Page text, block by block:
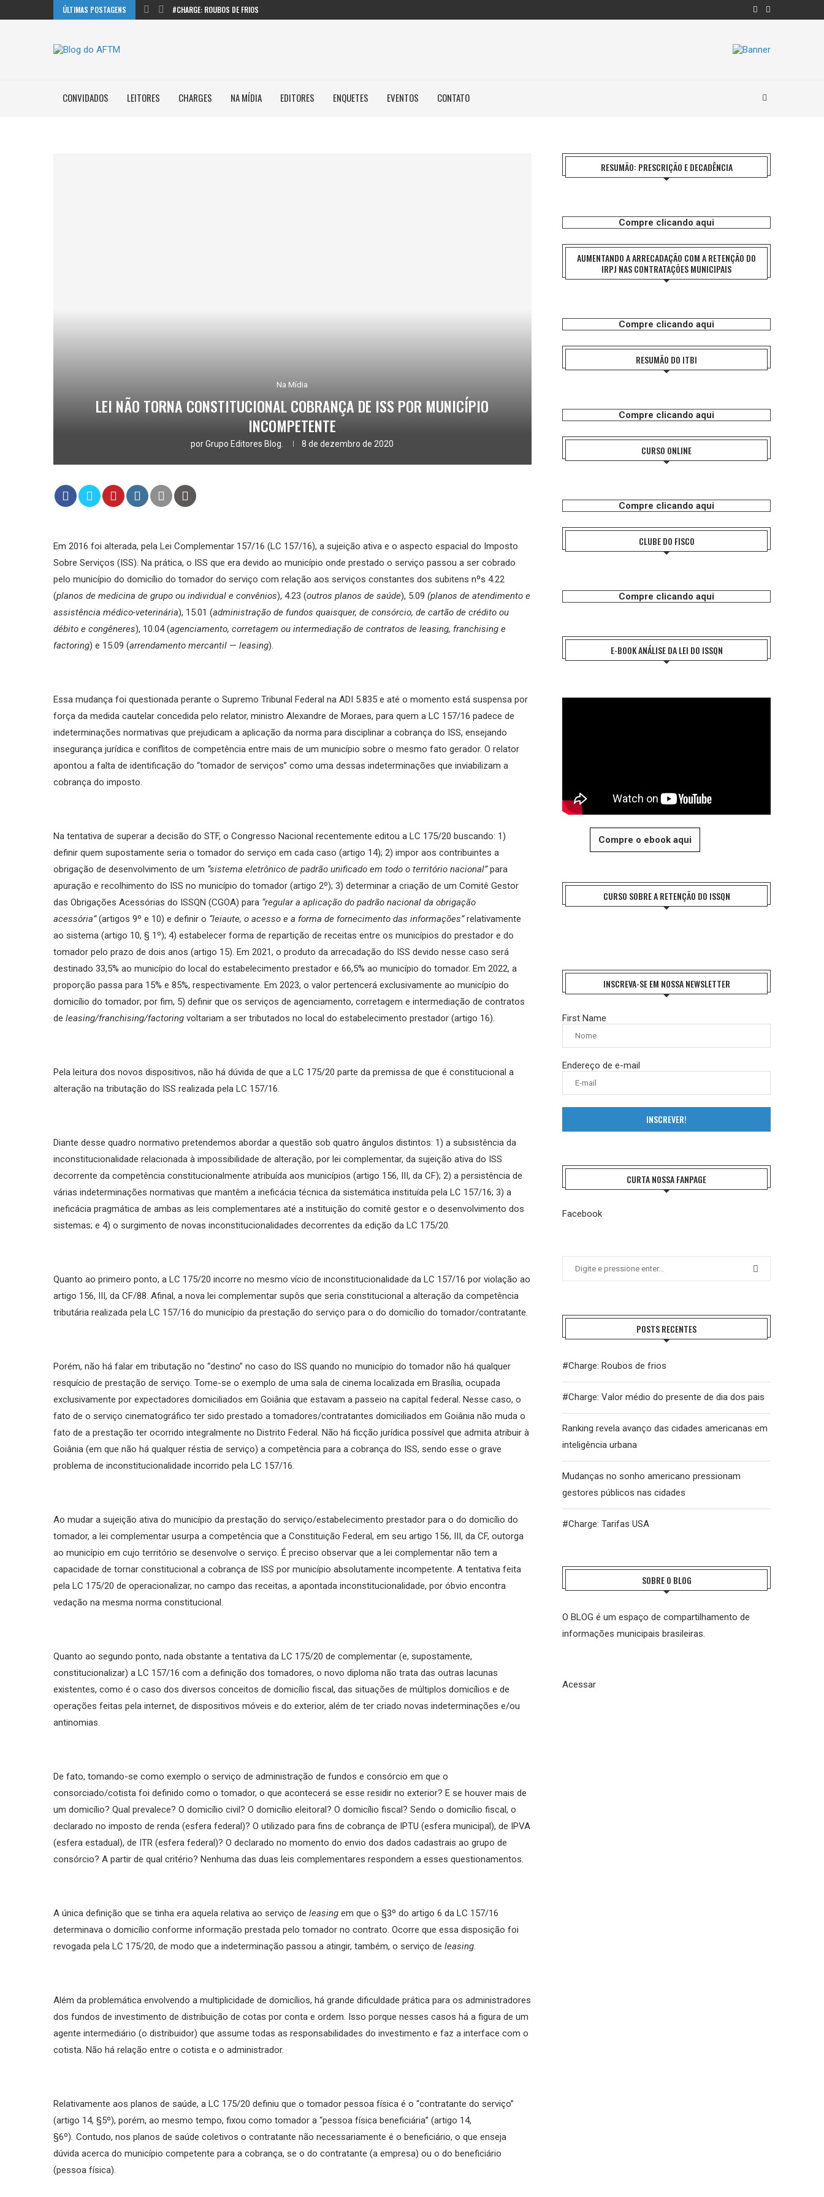
ÚLTIMAS POSTAGENS #CHARGE: ROUBOS DE FRIOS
CONVIDADOS LEITORES CHARGES NA MÍDIA EDITORES ENQUETES EVENTOS CONTATO
Na Mídia
LEI NÃO TORNA CONSTITUCIONAL COBRANÇA DE ISS POR MUNICÍPIO
INCOMPETENTE
porGrupo Editores Blog. 8 de dezembro de 2020
Em 2016 foi alterada, pela Lei Complementar 157/16 (LC 157/16), a sujeição ativa e o aspecto espacial do Imposto
Sobre Serviços (ISS). Na prática, o ISS que era devido ao município onde prestado o serviço passou a ser cobrado
pelo município do domicílio do tomador do serviço com relação aos serviços constantes dos subitens nºs 4.22
(planos de medicina de grupo ou individual e convênios), 4.23 (outros planos de saúde), 5.09 (planos de atendimento e
assistência médico-veterinária), 15.01 (administração de fundos quaisquer, de consórcio, de cartão de crédito ou
débito e congêneres), 10.04 (agenciamento, corretagem ou intermediação de contratos de leasing, franchising e
factoring) e 15.09 (arrendamento mercantil — leasing).
Essa mudança foi questionada perante o Supremo Tribunal Federal na ADI 5.835 e até o momento está suspensa por
força da medida cautelar concedida pelo relator, ministro Alexandre de Moraes, para quem a LC 157/16 padece de
indeterminações normativas que prejudicam a aplicação da norma para disciplinar a cobrança do ISS, ensejando
insegurança jurídica e conflitos de competência entre mais de um município sobre o mesmo fato gerador. O relator
apontou a falta de identificação do “tomador de serviços” como uma dessas indeterminações que inviabilizam a
cobrança do imposto.
Na tentativa de superar a decisão do STF, o Congresso Nacional recentemente editou a LC 175/20 buscando: 1)
definir quem supostamente seria o tomador do serviço em cada caso (artigo 14); 2) impor aos contribuintes a
obrigação de desenvolvimento de um “sistema eletrônico de padrão unificado em todo o território nacional”para
apuração e recolhimento do ISS no município do tomador (artigo 2º); 3) determinar a criação de um Comitê Gestor
das Obrigações Acessórias do ISSQN (CGOA) para “regular a aplicação do padrão nacional da obrigação
acessória”(artigos 9º e 10) e definir o “leiaute, o acesso e a forma de fornecimento das informações”relativamente
ao sistema (artigo 10, § 1º); 4) estabelecer forma de repartição de receitas entre os municípios do prestador e do
tomador pelo prazo de dois anos (artigo 15). Em 2021, o produto da arrecadação do ISS devido nesse caso será
destinado 33,5% ao município do local do estabelecimento prestador e 66,5% ao município do tomador. Em 2022, a
proporção passa para 15% e 85%, respectivamente. Em 2023, o valor pertencerá exclusivamente ao município do
domicílio do tomador; por fim, 5) definir que os serviços de agenciamento, corretagem e intermediação de contratos
de leasing/franchising/factoring voltariam a ser tributados no local do estabelecimento prestador (artigo 16).
Pela leitura dos novos dispositivos, não há dúvida de que a LC 175/20 parte da premissa de que é constitucional a
alteração na tributação do ISS realizada pela LC 157/16.
Diante desse quadro normativo pretendemos abordar a questão sob quatro ângulos distintos: 1) a subsistência da
inconstitucionalidade relacionada à impossibilidade de alteração, por lei complementar, da sujeição ativa do ISS
decorrente da competência constitucionalmente atribuída aos municípios (artigo 156, III, da CF); 2) a persistência de
várias indeterminações normativas que mantêm a ineficácia técnica da sistemática instituída pela LC 157/16; 3) a
ineficácia pragmática de ambas as leis complementares até a instituição do comitê gestor e o desenvolvimento dos
sistemas; e 4) o surgimento de novas inconstitucionalidades decorrentes da edição da LC 175/20.
Quanto ao primeiro ponto, a LC 175/20 incorre no mesmo vício de inconstitucionalidade da LC 157/16 por violação ao
artigo 156, III, da CF/88. Afinal, a nova lei complementar supôs que seria constitucional a alteração da competência
tributária realizada pela LC 157/16 do município da prestação do serviço para o do domicílio do tomador/contratante.
Porém, não há falar em tributação no “destino” no caso do ISS quando no município do tomador não há qualquer
resquício de prestação de serviço. Tome-se o exemplo de uma sala de cinema localizada em Brasília, ocupada
exclusivamente por expectadores domiciliados em Goiânia que estavam a passeio na capital federal. Nesse caso, o
fato de o serviço cinematográfico ter sido prestado a tomadores/contratantes domiciliados em Goiânia não muda o
fato de a prestação ter ocorrido integralmente no Distrito Federal. Não há ficção jurídica possível que admita atribuir à
Goiânia (em que não há qualquer réstia de serviço) a competência para a cobrança do ISS, sendo esse o grave
problema de inconstitucionalidade incorrido pela LC 157/16.
Ao mudar a sujeição ativa do município da prestação do serviço/estabelecimento prestador para o do domicílio do
tomador, a lei complementar usurpa a competência que a Constituição Federal, em seu artigo 156, III, da CF, outorga
ao município em cujo território se desenvolve o serviço. É preciso observar que a lei complementar não tem a
capacidade de tornar constitucional a cobrança de ISS por município absolutamente incompetente. A tentativa feita
pela LC 175/20 de operacionalizar, no campo das receitas, a apontada inconstitucionalidade, por óbvio encontra
vedação na mesma norma constitucional.
Quanto ao segundo ponto, nada obstante a tentativa da LC 175/20 de complementar (e, supostamente,
constitucionalizar) a LC 157/16 com a definição dos tomadores, o novo diploma não trata das outras lacunas
existentes, como é o caso dos diversos conceitos de domicílio fiscal, das situações de múltiplos domicílios e de
operações feitas pela internet, de dispositivos móveis e do exterior, além de ter criado novas indeterminações e/ou
antinomias.
De fato, tomando-se como exemplo o serviço de administração de fundos e consórcio em que o
consorciado/cotista foi definido como o tomador, o que acontecerá se esse residir no exterior? E se houver mais de
um domicílio? Qual prevalece? O domicílio civil? O domicílio eleitoral? O domicílio fiscal? Sendo o domicílio fiscal, o
declarado no imposto de renda (esfera federal)? O utilizado para fins de cobrança de IPTU (esfera municipal), de IPVA
(esfera estadual), de ITR (esfera federal)? O declarado no momento do envio dos dados cadastrais ao grupo de
consórcio? A partir de qual critério? Nenhuma das duas leis complementares respondem a esses questionamentos.
A única definição que se tinha era aquela relativa ao serviço de leasing em que o §3º do artigo 6 da LC 157/16
determinava o domicílio conforme informação prestada pelo tomador no contrato. Ocorre que essa disposição foi
revogada pela LC 175/20, de modo que a indeterminação passou a atingir, também, o serviço de leasing.
Além da problemática envolvendo a multiplicidade de domicílios, há grande dificuldade prática para os administradores
dos fundos de investimento de distribuição de cotas por conta e ordem. Isso porque nesses casos há a figura de um
agente intermediário (o distribuidor) que assume todas as responsabilidades do investimento e faz a interface com o
cotista. Não há relação entre o cotista e o administrador.
Relativamente aos planos de saúde, a LC 175/20 definiu que o tomador pessoa física é o “contratante do serviço”
(artigo 14, §5º), porém, ao mesmo tempo, fixou como tomador a “pessoa física beneficiária” (artigo 14,
§6º). Contudo, nos planos de saúde coletivos o contratante não necessariamente é o beneficiário, o que enseja
dúvida acerca do município competente para a cobrança, se o do contratante (a empresa) ou o do beneficiário
(pessoa física).
RESUMÃO: PRESCRIÇÃO E DECADÊNCIA
Compre clicando aqui
AUMENTANDO A ARRECADAÇÃO COM A RETENÇÃO DO
IRPJ NAS CONTRATAÇÕES MUNICIPAIS
Compre clicando aqui
RESUMÃO DO ITBI
Compre clicando aqui
CURSO ONLINE
Compre clicando aqui
CLUBE DO FISCO
Compre clicando aqui
E-BOOK ANÁLISE DA LEI DO ISSQN
Compre o ebook aqui
CURSO SOBRE A RETENÇÃO DO ISSQN
INSCREVA-SE EM NOSSA NEWSLETTER
First Name
Endereço de e-mail
INSCREVER!
CURTA NOSSA FANPAGE
Facebook
POSTS RECENTES
#Charge: Roubos de frios
#Charge: Valor médio do presente de dia dos pais
Ranking revela avanço das cidades americanas em
inteligência urbana
Mudanças no sonho americano pressionam
gestores públicos nas cidades
#Charge: Tarifas USA
SOBRE O BLOG
O BLOG é um espaço de compartilhamento de
informações municipais brasileiras.
Acessar